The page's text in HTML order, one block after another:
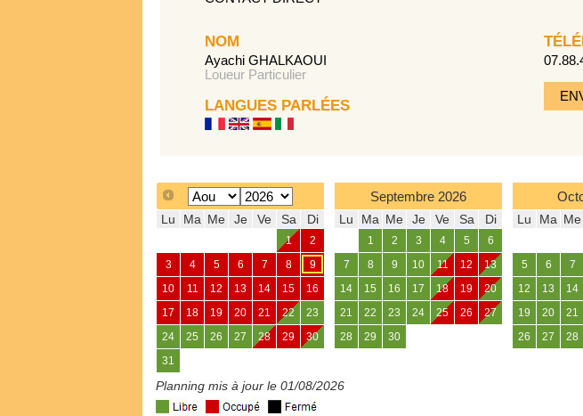
NOM
Ayachi GHALKAOUI
Loueur Particulier
LANGUES PARLÉES
Lu Ma Me Je Ve Sa Di
1 2
3 4 5 6 7 8 9
10 11 12 13 14 15 16
17 18 19 20 21 22 23
24 25 26 27 28 29 30
31
Septembre 2026
Lu Ma Me Je Ve Sa Di
1 2 3 4 5 6
7 8 9 10 11 12 13
14 15 16 17 18 19 20
21 22 23 24 25 26 27
28 29 30
Lu Ma Me
5 6 7
12 13 14
19 20 21
26 27 28
Planning mis à jour le 01/08/2026